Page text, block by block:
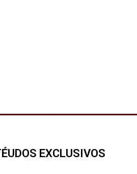
EXCLUSIVOS